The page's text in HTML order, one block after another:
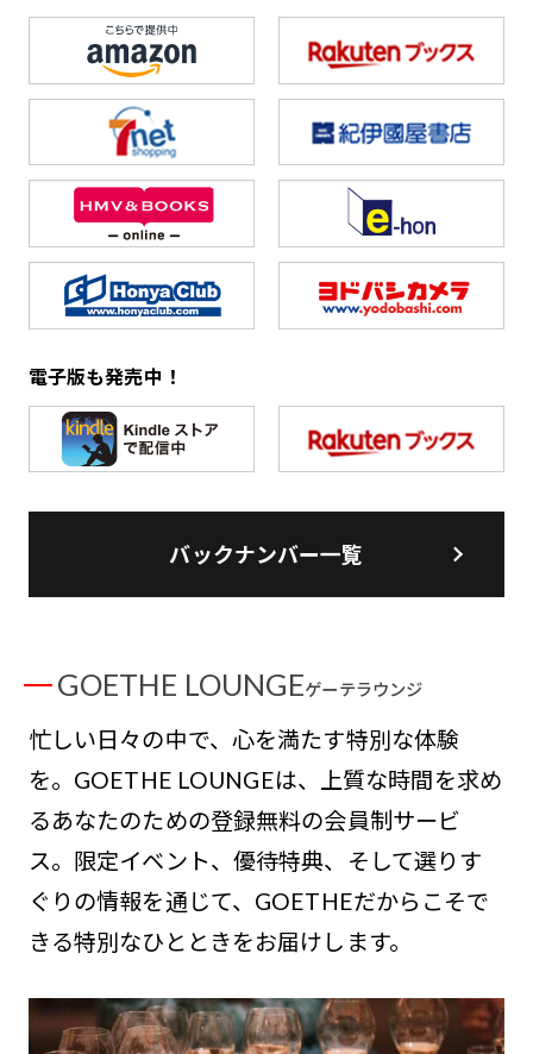
電子版も発売中！
バックナンバー一覧
GOETHE LOUNGEゲーテラウンジ
忙しい日々の中で、心を満たす特別な体験
を。GOETHE LOUNGEは、上質な時間を求め
るあなたのための登録無料の会員制サービ
ス。限定イベント、優待特典、そして選りす
ぐりの情報を通じて、GOETHEだからこそで
きる特別なひとときをお届けします。